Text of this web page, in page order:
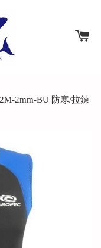
2mm-BU 防寒/拉鍊